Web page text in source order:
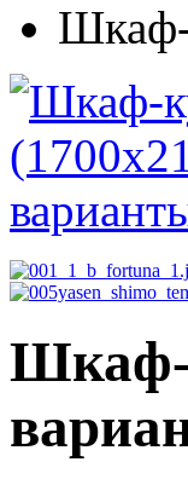
Шкаф-
Шкаф-